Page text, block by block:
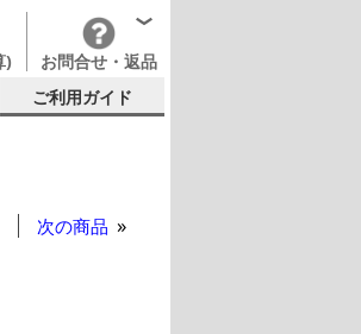
) お問合せ・返品
ご利用ガイド
次の商品